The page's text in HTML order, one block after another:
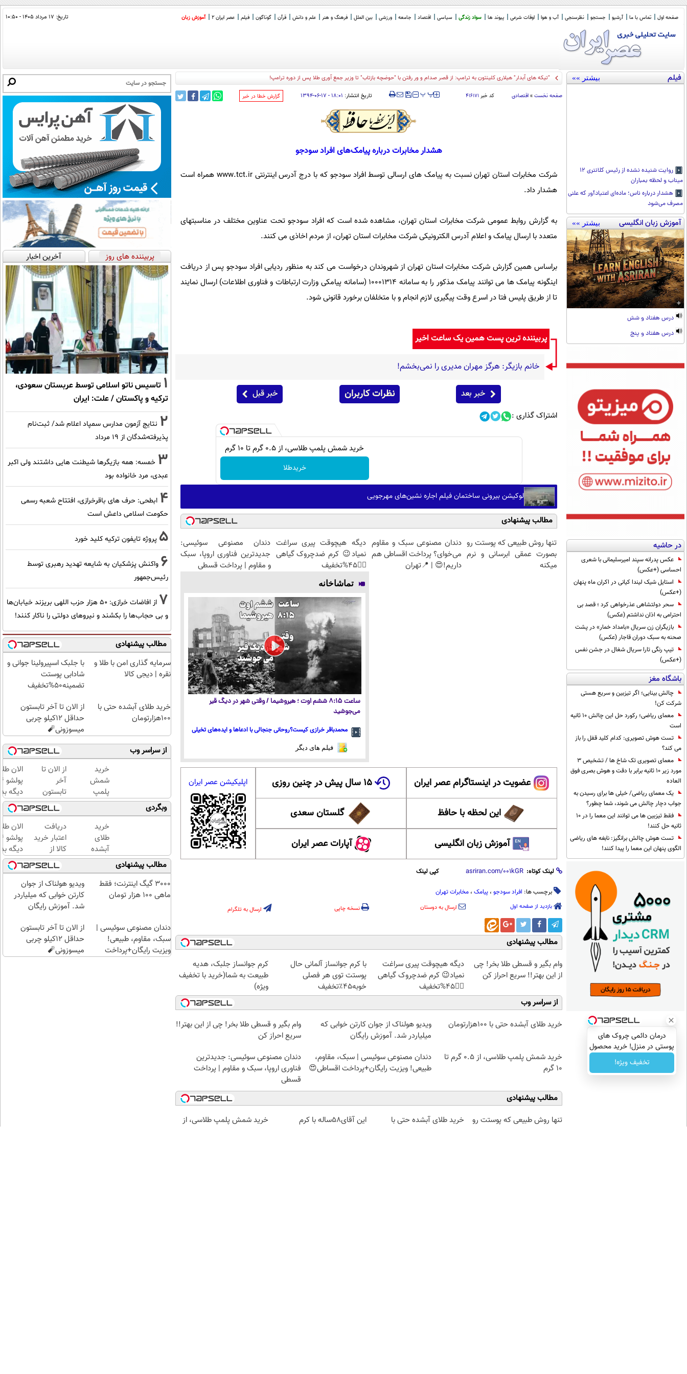
صفحه اول تماس با ما آرشیو جستجو نظرسنجی آب و هوا اوقات شرعی پیوند ها سواد زندگی سیاسی اقتصاد جامعه ورزشی بین الملل فرهنگ و هنر علم و دانش قرآن گوناگون فیلم عصر ایران 2 آموزش زبان تاریخ: ۱۷ مرداد ۱۴۰۵ - ۱۰:۵۰
فیلم بیشتر »»
روایت شنیده نشده از رئیس کلانتری ۱۲
میناب و لحظه بمباران
هشدار درباره ناس؛ ماده‌ای اعتیادآور که علنی
مصرف می‌شود
آموزش زبان انگلیسی بیشتر »»
درس هفتاد و شش
درس هفتاد و پنج
در حاشیه
عکس پدرانه سپند امیرسلیمانی با شعری
احساسی (+عکس)
استایل شیک لیندا کیانی در اکران ماه پنهان
(+عکس)
سحر دولتشاهی عذرخواهی کرد ؛ قصد بی
احترامی به اذان نداشتم (عکس)
بازیگران زن سریال «بامداد خمار» در پشت
صحنه به سبک دوران قاجار (عکس)
تیپ رنگی تارا سریال شغال در جشن نفس
(+عکس)
باشگاه مغز
چالش بینایی؛ اگر تیزبین و سریع هستی
شرکت کن!
معمای ریاضی؛ رکورد حل این چالش 10 ثانیه
است
تست هوش تصویری: کدام کلید قفل را باز
می کند؟
معمای تصویری تک شاخ ها / تشخیص 3
مورد زیر 10 ثانیه برابر با دقت و هوش بصری فوق
العاده
یک معمای ریاضی/ خیلی ها برای رسیدن به
جواب دچار چالش می شوند، شما چطور؟
فقط تیزبین ها می توانند این معما را در 10
ثانیه حل کنند!
تست هوش چالش برانگیز: نابغه های ریاضی
الگوی پنهان این معما را پیدا کنند!
وزیر_
صفحه نخست » اقتصادی کد خبر۴۱۶۱۷۱ ‍‍‍ پ پ تاریخ انتشار: ۱۸:۰۱ - ۱۷-۰۶-۱۳۹۴ ‌گزارش خطا در خبر
هشدار مخابرات درباره پیامک‌های افراد سودجو
شرکت مخابرات استان تهران نسبت به پیامک های ارسالی توسط افراد سودجو که با درج آدرس اینترنتی www.tct.ir همراه است
هشدار داد.
به گزارش روابط عمومی شرکت مخابرات استان تهران، مشاهده شده است که افراد سودجو تحت عناوین مختلف در مناسبتهای
متعدد با ارسال پیامک و اعلام آدرس الکترونیکی شرکت مخابرات استان تهران، از مردم اخاذی می کنند.
براساس همین گزارش شرکت مخابرات استان تهران از شهروندان درخواست می کند به منظور ردیابی افراد سودجو پس از دریافت
اینگونه پیامک ها می توانند پیامک مذکور را به سامانه 10001314 (سامانه پیامکی وزارت ارتباطات و فناوری اطلاعات) ارسال نمایند
تا از طریق پلیس فتا در اسرع وقت پیگیری لازم انجام و با متخلفان برخورد قانونی شود.
پربیننده ترین پست همین یک ساعت اخیر
خانم بازیگر: هرگز مهران مدیری را نمی‌بخشم!
خبر بعد نظرات کاربران خبر قبل
اشتراک گذاری :
خرید شمش پلمپ طلاسی، از ۰.۵ گرم تا ۱۰ گرم
خریدطلا
لوکیشن بیرونی ساختمان فیلم اجاره نشین‌های مهرجویی
مطالب پیشنهادی
تنها روش طبیعی که پوستت رو
بصورت عمقی ابرسانی و نرم
میکنه
دندان مصنوعی سبک و مقاوم
می‌خوای؟ پرداخت اقساطی هم
داریم!😍 | 📍تهران
دیگه هیچوقت پیری سراغت
نمیاد😉 کرم ضدچروک گیاهی
👈🏻45%تخفیف
دندان مصنوعی سوئیسی:
جدیدترین فناوری اروپا، سبک
و مقاوم | پرداخت قسطی
تماشاخانه
ساعت ۸:۱۵ ششم اوت ؛ هیروشیما / وقتی شهر در دیگ قیر
می‌جوشید
محمدباقر خرازی کیست؟روحانی جنجالی با ادعاها و ایده‌های تخیلی
فیلم های دیگر
عضویت در اینستاگرام عصر ایران ۱۵ سال پیش در چنین روزی
این لحظه با حافظ گلستان سعدی
آموزش زبان انگلیسی آپارات عصر ایران
اپلیکیشن عصر ایران
لینک کوتاه: کپی لینک
برچسب ها: افراد سودجو ، پیامک‌ ، مخابرات تهران
بازدید از صفحه اول ارسال به دوستان نسخه چاپی ارسال به تلگرام
مطالب پیشنهادی
وام بگیر و قسطی طلا بخر! چی
از این بهتر!! سریع احراز کن
دیگه هیچوقت پیری سراغت
نمیاد😉 کرم ضدچروک گیاهی
👈🏻45%تخفیف
با کرم جوانساز آلمانی حال
پوستت توی هر فصلی
خوبه۴۵٪تخفیف
کرم جوانساز جلبک، هدیه
طبیعت به شما(خرید با تخفیف
ویژه)
از سراسر وب
خرید طلای آبشده حتی با ۱۰۰هزارتومان
ویدیو هولناک از جوان کارتن خوابی که
میلیاردر شد. آموزش رایگان
وام بگیر و قسطی طلا بخر! چی از این بهتر!!
سریع احراز کن
خرید شمش پلمپ طلاسی، از ۰.۵ گرم تا
۱۰ گرم
دندان مصنوعی سوئیسی | سبک، مقاوم،
طبیعی! ویزیت رایگان+پرداخت اقساطی😍
دندان مصنوعی سوئیسی: جدیدترین
فناوری اروپا، سبک و مقاوم | پرداخت
قسطی
مطالب پیشنهادی
تنها روش طبیعی که پوستت رو
خرید طلای آبشده حتی با
این آقای58ساله با کرم
خرید شمش پلمپ طلاسی، از
پربیننده های روز آخرین اخبار
1 تاسیس ناتو اسلامی توسط عربستان سعودی،
ترکیه و پاکستان / علت: ایران
2 نتایج آزمون مدارس سمپاد اعلام شد/ ثبت‌نام
پذیرفته‌شدگان از ۱۹ مرداد
3 خمسه: همه بازیگرها شیطنت هایی داشتند ولی اکبر
عبدی، مرد خانواده بود
4 ابطحی: حرف های باقرخرازی، افتتاح شعبه رسمی
حکومت اسلامی داعش است
5 پروژه تایفون ترکیه کلید خورد
6 واکنش پزشکیان به شایعه تهدید رهبری توسط
رئیس‌جمهور
7
از افاضات خرازی: ۵۰ هزار حزب اللهی بریزند خیابان‌ها
و بی حجاب‌ها را بکشند و نیرو‌های دولتی را ناکار کنند!
مطالب پیشنهادی
سرمایه گذاری امن با طلا و
نقره | دیجی کالا
با جلبک اسپیرولینا جوانی و
شادابی پوستت
تضمینه50%تخفیف
خرید طلای آبشده حتی با
۱۰۰هزارتومان
از الان تا آخر تابستون
حداقل 12کیلو چربی
میسوزونی🧨
از سراسر وب
خرید
شمش
پلمپ
طلاسی،
از ۰.۵
گرم تا
۱۰ گرم
از الان تا
آخر
تابستون
حداقل
12کیلو
چربی
میسوزونی
🧨
الان
دیگه
طلا با
بی‌بهره
وبگردی
خرید
طلای
آبشده
حتی با
۱۰۰هزارتومان
دریافت
اعتبار خرید
کالا از
طلاسی(بدون
ضامن، بدون
بهره)
الان
دیگه
طلا با
بی‌بهره
مطالب پیشنهادی
3000 گیگ اینترنت؛ فقط
ماهی 100 هزار تومان
ویدیو هولناک از جوان
کارتن خوابی که میلیاردر
شد. آموزش رایگان
دندان مصنوعی سوئیسی |
سبک، مقاوم، طبیعی!
ویزیت رایگان+پرداخت
از الان تا آخر تابستون
حداقل 12کیلو چربی
میسوزونی🧨
درمان دائمی چروک های
پوستی در منزل! خرید محصول
با تخفیف
تخفیف ویژه!